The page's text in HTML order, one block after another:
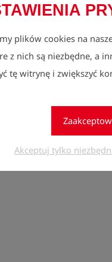
plików cookies na
z nich są niezbędne, a
tę witrynę i zwiększyć
Akceptuj tylko